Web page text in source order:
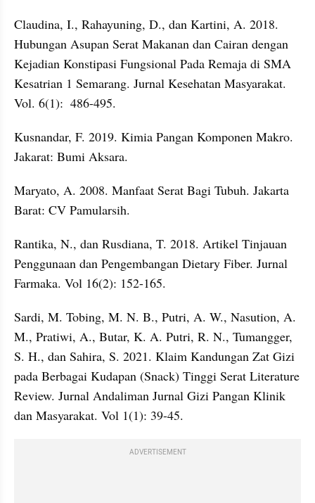
Claudina, I., Rahayuning, D., dan Kartini, A. 2018.
Hubungan Asupan Serat Makanan dan Cairan dengan
Kejadian Konstipasi Fungsional Pada Remaja di SMA
Kesatrian 1 Semarang. Jurnal Kesehatan Masyarakat.
Vol. 6(1):  486-495.
Kusnandar, F. 2019. Kimia Pangan Komponen Makro.
Jakarat: Bumi Aksara.
Maryato, A. 2008. Manfaat Serat Bagi Tubuh. Jakarta
Barat: CV Pamularsih.
Rantika, N., dan Rusdiana, T. 2018. Artikel Tinjauan
Penggunaan dan Pengembangan Dietary Fiber. Jurnal
Farmaka. Vol 16(2): 152-165.
Sardi, M. Tobing, M. N. B., Putri, A. W., Nasution, A.
M., Pratiwi, A., Butar, K. A. Putri, R. N., Tumangger,
S. H., dan Sahira, S. 2021. Klaim Kandungan Zat Gizi
pada Berbagai Kudapan (Snack) Tinggi Serat Literature
Review. Jurnal Andaliman Jurnal Gizi Pangan Klinik
dan Masyarakat. Vol 1(1): 39-45.
ADVERTISEMENT